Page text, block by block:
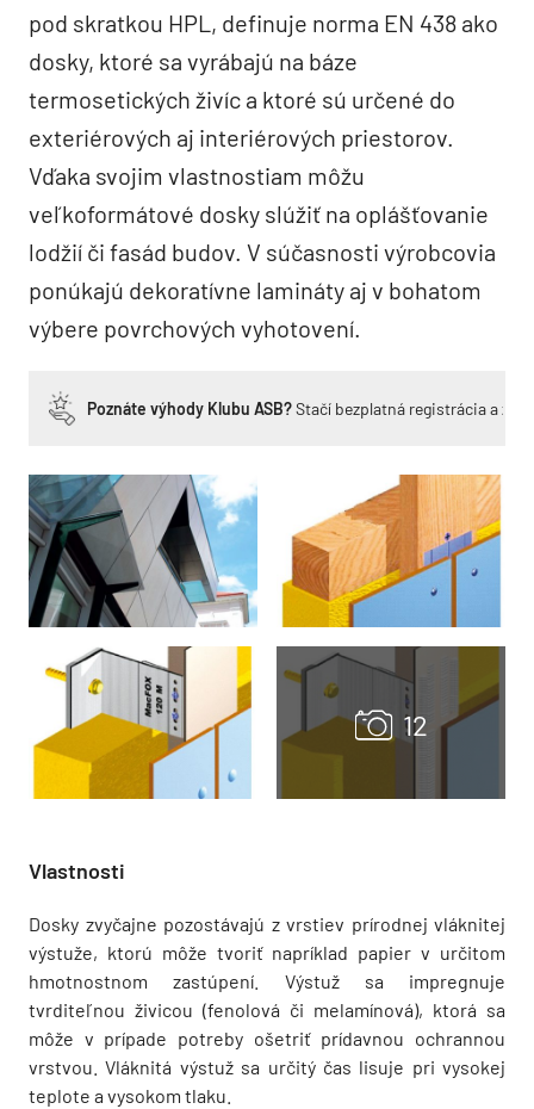
pod skratkou HPL, definuje norma EN 438 ako
dosky, ktoré sa vyrábajú na báze
termosetických živíc a ktoré sú určené do
exteriérových aj interiérových priestorov.
Vďaka svojim vlastnostiam môžu
veľkoformátové dosky slúžiť na oplášťovanie
lodžií či fasád budov. V súčasnosti výrobcovia
ponúkajú dekoratívne lamináty aj v bohatom
výbere povrchových vyhotovení.
Poznáte výhody Klubu ASB?Stačí bezplatná registrácia a
Vlastnosti
Dosky zvyčajne pozostávajú z vrstiev prírodnej vláknitej
výstuže, ktorú môže tvoriť napríklad papier v určitom
hmotnostnom zastúpení. Výstuž sa impregnuje
tvrditeľnou živicou (fenolová či melamínová), ktorá sa
môže v prípade potreby ošetriť prídavnou ochrannou
vrstvou. Vláknitá výstuž sa určitý čas lisuje pri vysokej
teplote a vysokom tlaku.